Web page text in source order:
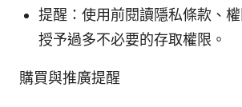
提醒：使用前閱讀隱私條款、
授予過多不必要的存取權限。
購買與推廣提醒